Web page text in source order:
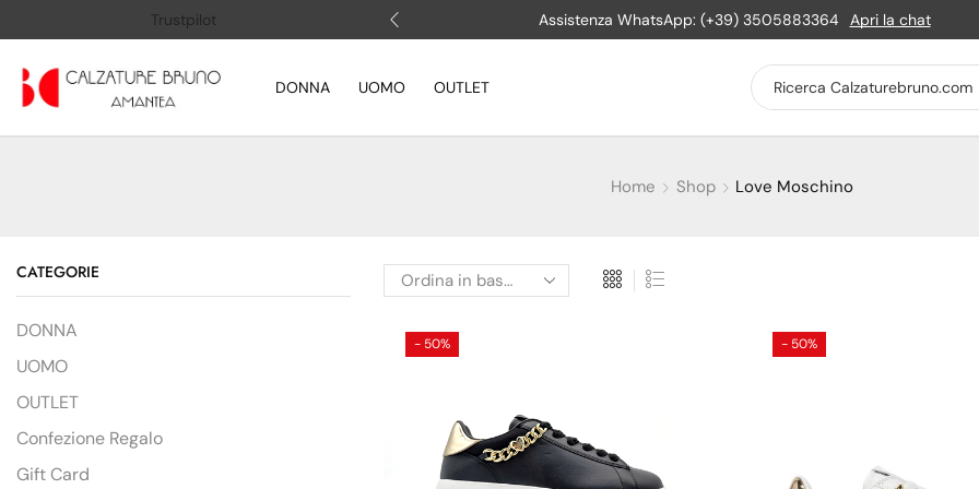
Trustpilot
Apri la chat Assistenza WhatsApp: (+39) 3505883364 Apri la chat
DONNA UOMO OUTLET
Home Shop Love Moschino
- 50% - 50%
CATEGORIE
DONNA
UOMO
OUTLET
Confezione Regalo
Gift Card